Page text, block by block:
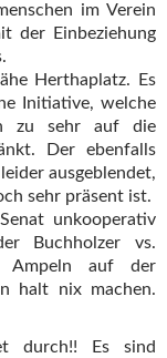
im Verein
der Einbeziehung
Herthaplatz. Es
Initiative, welche
zu sehr auf die
Der ebenfalls
ausgeblendet,
sehr präsent ist.
unkooperativ
Buchholzer vs.
Ampeln auf der
halt nix machen.
durch!! Es sind